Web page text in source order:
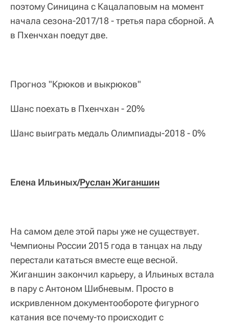
поэтому Синицина с Кацалаповым на момент
начала сезона-2017/18 - третья пара сборной. А
в Пхенчхан поедут две.
Прогноз "Крюков и выкрюков"
Шанс поехать в Пхенчхан - 20%
Шанс выиграть медаль Олимпиады-2018 - 0%
Елена Ильиных/Руслан Жиганшин
На самом деле этой пары уже не существует.
Чемпионы России 2015 года в танцах на льду
перестали кататься вместе еще весной.
Жиганшин закончил карьеру, а Ильиных встала
в пару с Антоном Шибневым. Просто в
искривленном документообороте фигурного
катания все почему-то происходит с